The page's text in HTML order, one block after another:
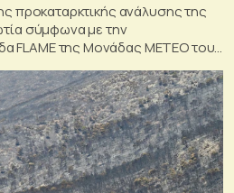
προκαταρκτικής ανάλυσης της
σύμφωνα με την
FLAME της Μονάδας ΜΕΤΕΟ του